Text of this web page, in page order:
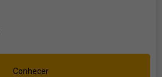
Conhecer